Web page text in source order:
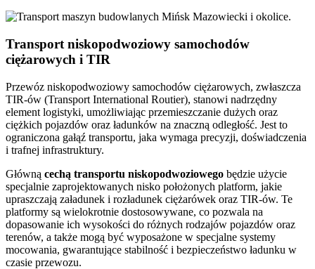
Transport niskopodwoziowy samochodów
ciężarowych i TIR
Przewóz niskopodwoziowy samochodów ciężarowych, zwłaszcza
TIR-ów (Transport International Routier), stanowi nadrzędny
element logistyki, umożliwiając przemieszczanie dużych oraz
ciężkich pojazdów oraz ładunków na znaczną odległość. Jest to
ograniczona gałąź transportu, jaka wymaga precyzji, doświadczenia
i trafnej infrastruktury.
Główną cechą transportu niskopodwoziowego będzie użycie
specjalnie zaprojektowanych nisko położonych platform, jakie
upraszczają załadunek i rozładunek ciężarówek oraz TIR-ów. Te
platformy są wielokrotnie dostosowywane, co pozwala na
dopasowanie ich wysokości do różnych rodzajów pojazdów oraz
terenów, a także mogą być wyposażone w specjalne systemy
mocowania, gwarantujące stabilność i bezpieczeństwo ładunku w
czasie przewozu.